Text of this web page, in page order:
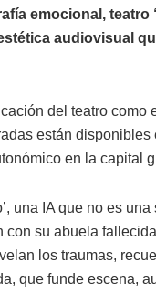
emocional, teatro
audiovisual
del teatro como
están disponibles
en la capital
una IA que no es
con su abuela
los traumas,
que funde escena,